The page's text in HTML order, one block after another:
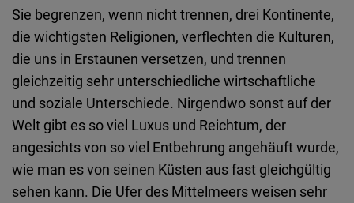
Sie begrenzen, wenn nicht trennen, drei Kontinente,
die wichtigsten Religionen, verflechten die Kulturen,
die uns in Erstaunen versetzen, und trennen
gleichzeitig sehr unterschiedliche wirtschaftliche
und soziale Unterschiede. Nirgendwo sonst auf der
Welt gibt es so viel Luxus und Reichtum, der
angesichts von so viel Entbehrung angehäuft wurde,
wie man es von seinen Küsten aus fast gleichgültig
sehen kann. Die Ufer des Mittelmeers weisen sehr
D.Vinci
Embed
Typeform
Embed